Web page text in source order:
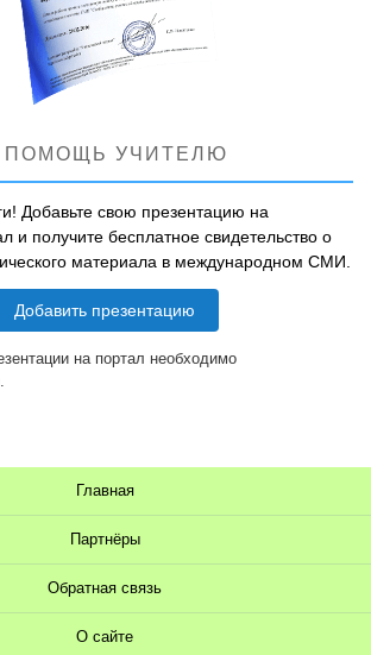
ПОМОЩЬ УЧИТЕЛЮ
Добавьте свою презентацию на
и получите бесплатное свидетельство о
материала в международном СМИ.
Добавить презентацию
на портал необходимо
Главная
Партнёры
Обратная связь
О сайте